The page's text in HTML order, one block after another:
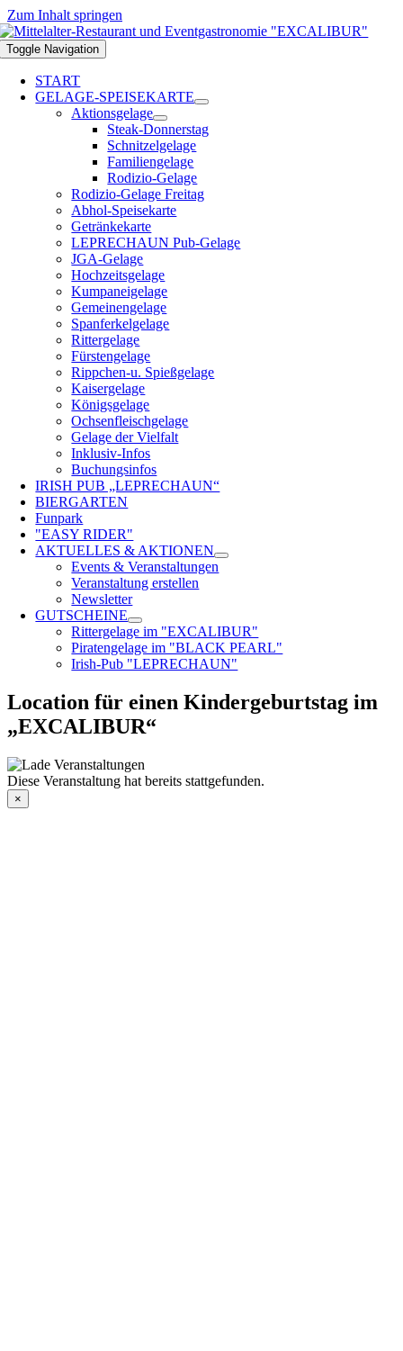
Zum Inhalt springen
Toggle Navigation
START
GELAGE-SPEISEKARTE
Aktionsgelage
Steak-Donnerstag
Schnitzelgelage
Familiengelage
Rodizio-Gelage
Rodizio-Gelage Freitag
Abhol-Speisekarte
Getränkekarte
LEPRECHAUN Pub-Gelage
JGA-Gelage
Hochzeitsgelage
Kumpaneigelage
Gemeinengelage
Spanferkelgelage
Rittergelage
Fürstengelage
Rippchen-u. Spießgelage
Kaisergelage
Königsgelage
Ochsenfleischgelage
Gelage der Vielfalt
Inklusiv-Infos
Buchungsinfos
IRISH PUB „LEPRECHAUN“
BIERGARTEN
Funpark
"EASY RIDER"
AKTUELLES & AKTIONEN
Events & Veranstaltungen
Veranstaltung erstellen
Newsletter
GUTSCHEINE
Rittergelage im "EXCALIBUR"
Piratengelage im "BLACK PEARL"
Irish-Pub "LEPRECHAUN"
Location für einen Kindergeburtstag im
„EXCALIBUR“
Diese Veranstaltung hat bereits stattgefunden.
×